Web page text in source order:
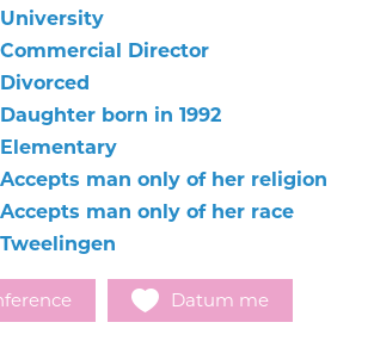
University
Commercial Director
Divorced
Daughter born in 1992
Elementary
Accepts man only of her religion
Accepts man only of her race
Tweelingen
Datum me